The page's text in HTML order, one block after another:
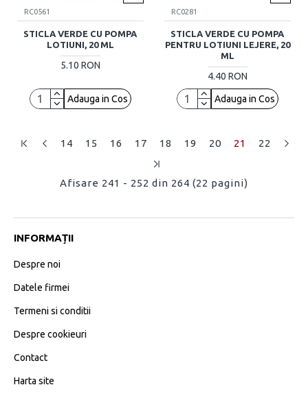
RC0561
STICLA VERDE CU POMPA
LOTIUNI, 20 ML
5.10 RON
Adauga in Cos
RC0281
STICLA VERDE CU POMPA
PENTRU LOTIUNI LEJERE, 20
ML
4.40 RON
Adauga in Cos
14 15 16 17 18 19 20 21 22
Afisare 241 - 252 din 264 (22 pagini)
INFORMAȚII
Despre noi
Datele firmei
Termeni si conditii
Despre cookieuri
Contact
Harta site